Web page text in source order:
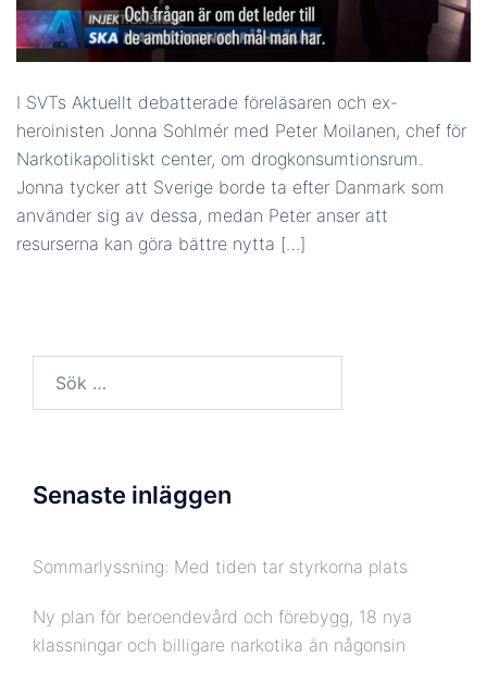
I SVTs Aktuellt debatterade föreläsaren och ex-
heroinisten Jonna Sohlmér med Peter Moilanen, chef för
Narkotikapolitiskt center, om drogkonsumtionsrum.
Jonna tycker att Sverige borde ta efter Danmark som
använder sig av dessa, medan Peter anser att
resurserna kan göra bättre nytta […]
Senaste inläggen
Sommarlyssning: Med tiden tar styrkorna plats
Ny plan för beroendevård och förebygg, 18 nya
klassningar och billigare narkotika än någonsin